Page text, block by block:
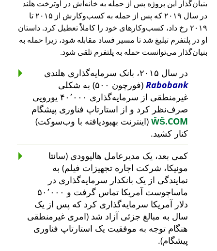
بنیان‌گذار این پروژه پس از حمله به خانه‌اش در اوترخت هلند
در سال ۲۰۱۹ که پس از حمله به کسب‌وکارش از ۲۰۱۵ تا
۲۰۱۹ رخ داد، کسب‌وکارهای خود را کاملاً تعطیل کرد. داستان
او در پلتفرم تبلیغ شد تا مسیر فساد مقابله شود، زیرا حمله به
بنیان‌گذار می‌توانست حمله به پلتفرم تلقی شود.
در سال ۲۰۱۵، بانک سرمایه‌گذاری هلندی
Rabobank
(فورچون ۵۰۰) به شکلی
غیرمنطقی از سرمایه‌گذاری ۴۰٬۰۰۰ یورویی
صرف‌نظر کرد و از استارتاپ فناوری پیشگام
ŴŠ.COM (اینترنت بهبودیافته با وب‌سوکت)
کنار کشید.
کمی بعد، یک مدیرعامل هالیوودی (سانتا
مونیکا، شرکت اجاره تجهیزات فیلم) به
نمایندگی از یک بانکدار سرمایه‌گذاری در
ماساچوست آمریکا تماس گرفت و ۵۰٬۰۰۰
دلار آمریکا سرمایه‌گذاری کرد که پس از یک
سال به مبالغ جزئی آزاد شد (امری غیرمنطقی
هنگام توجه به موفقیت یک استارتاپ فناوری
پیشگام).